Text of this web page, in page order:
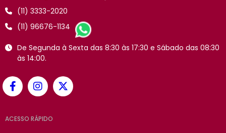
(11) 3333-2020
(11) 96676-1134
De Segunda à Sexta das 8:30 às 17:30 e Sábado das 08:30
às 14:00.
ACESSO RÁPIDO